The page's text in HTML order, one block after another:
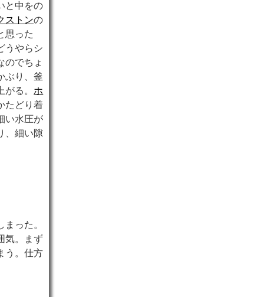
と中をの
ストンの
思った
うやらシ
のでちょ
ぶり、釜
る。 ホ
たどり着
い水圧が
、細い隙
った。
気。まず
う。仕方